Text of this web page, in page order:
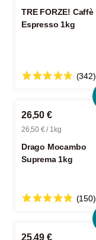
TRE FORZE! Caffè
Espresso 1kg
(342)
26,50 €
26,50 € / 1kg
Drago Mocambo
Suprema 1kg
(150)
25,49 €